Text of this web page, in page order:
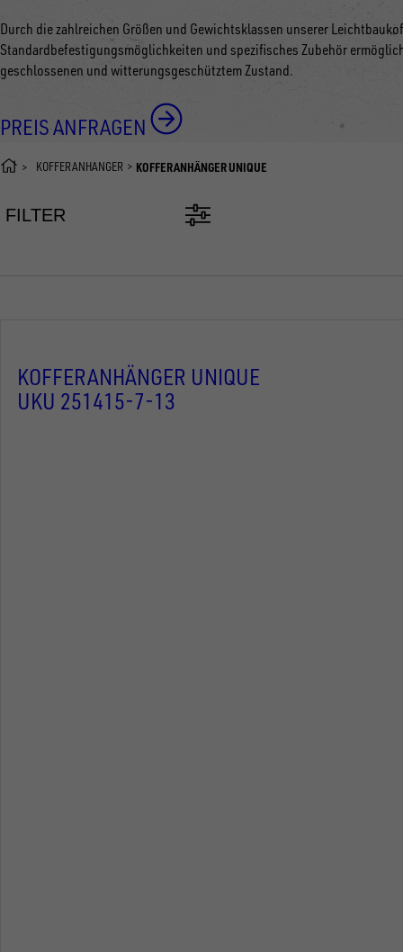
Durch die zahlreichen Größen und Gewichtsklassen unserer
Standardbefestigungsmöglichkeiten und spezifisches Zubehör
geschlossenen und witterungsgeschütztem Zustand.
PREIS ANFRAGEN
KOFFERANHÄNGER KOFFERANHÄNGER UNIQUE
FILTER
KOFFERANHÄNGER UNIQUE
UKU 251415-7-13